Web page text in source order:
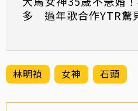
多 過年歌合作YTR驚
林明禎 女神 石頭